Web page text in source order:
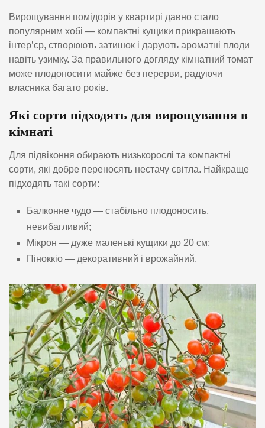
Вирощування помідорів у квартирі давно стало
популярним хобі — компактні кущики прикрашають
інтер’єр, створюють затишок і дарують ароматні плоди
навіть узимку. За правильного догляду кімнатний томат
може плодоносити майже без перерви, радуючи
власника багато років.
Які сорти підходять для вирощування в
кімнаті
Для підвіконня обирають низькорослі та компактні
сорти, які добре переносять нестачу світла. Найкраще
підходять такі сорти:
Балконне чудо — стабільно плодоносить,
невибагливий;
Мікрон — дуже маленькі кущики до 20 см;
Піноккіо — декоративний і врожайний.